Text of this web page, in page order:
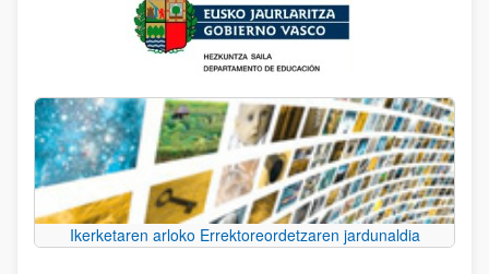
Ikerketaren arloko Errektoreordetzaren jardunaldia